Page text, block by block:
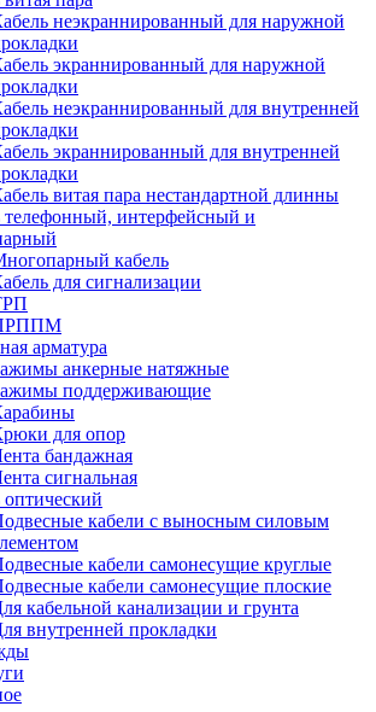
неэкраннированный для наружной
экраннированный для наружной
неэкраннированный для внутренней
экраннированный для внутренней
витая пара нестандартной длинны
телефонный, интерфейсный и
кабель
для сигнализации
арматура
анкерные натяжные
поддерживающие
для опор
бандажная
сигнальная
оптический
кабели с выносным силовым
кабели самонесущие круглые
кабели самонесущие плоские
кабельной канализации и грунта
внутренней прокладки